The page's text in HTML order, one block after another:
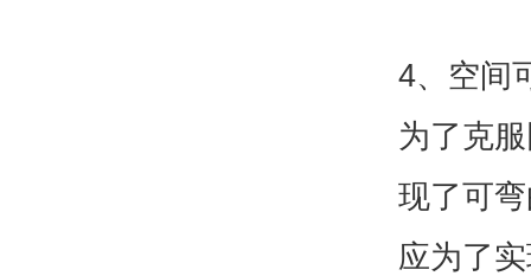
4、空间
为了克
现了可
应为了